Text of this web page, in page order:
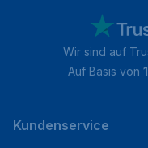
Wir sind auf
Auf Basis von
Kundenservice